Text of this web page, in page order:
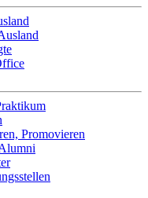
Promovieren